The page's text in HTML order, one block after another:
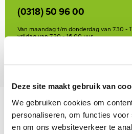
Deze site maakt gebruik van
We gebruiken cookies om
personaliseren, om functies voor
en om ons websiteverkeer te
(0318) 50 96 00
Van maandag t/m donderdag van 7.30 -
vrijdag van 7.30 - 16.00 uur
Aanmelden